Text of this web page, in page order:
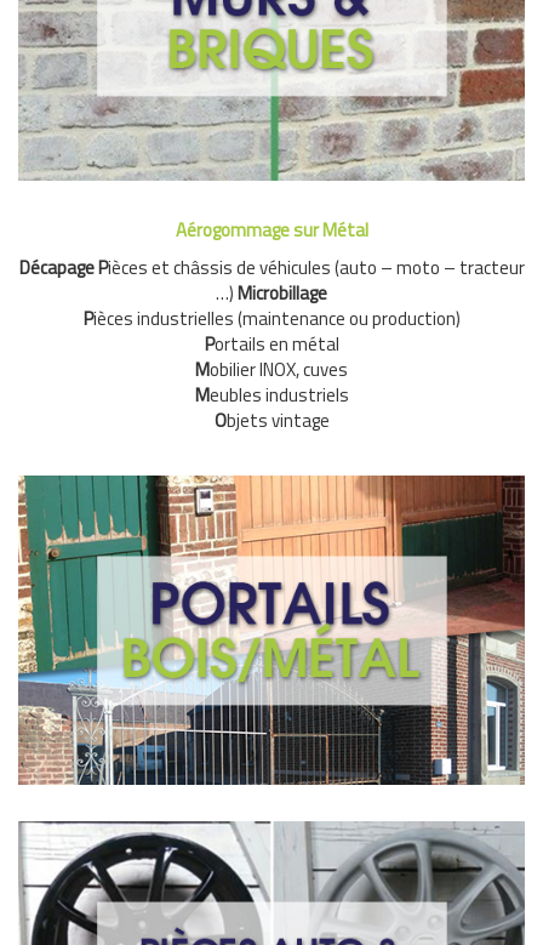
patrimoine personnel, ou même historique pour les
collectivités. Il convient de les garder en état pour les
générations futures.
Demandez un devis
Aérogommage sur Métal
Décapage Pièces et châssis de véhicules (auto – moto – tracteur
…)Microbillage
Pièces industrielles (maintenance ou production)
Portails en métal
Mobilier INOX, cuves
Meubles industriels
Objets vintage
Portails BOIS/METAL
Redonner un coup de jeune
à
votre
portail
n’est pas chose
aisée
!
Qu’il soit en
Bois, Acier, Alu
, le temps et les
intempéries font parfois des ravages sur nos
portes
…
Demandez un devis
Auto & Indutrie